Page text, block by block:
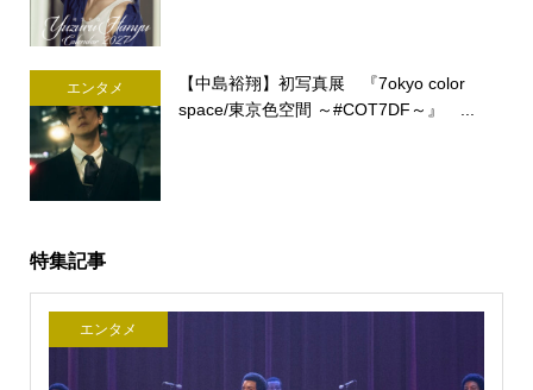
エンタメ
【中島裕翔】初写真展 『7okyo color
space/東京色空間 ～#COT7DF～』 ...
特集記事
エンタメ